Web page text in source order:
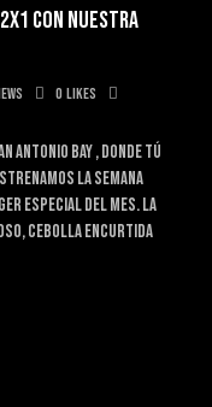
CON NUESTRA
0 Likes
Antonio bay , donde tú
LA SEMANA
ESPECIAL DEL MES. La
cebolla encurtida